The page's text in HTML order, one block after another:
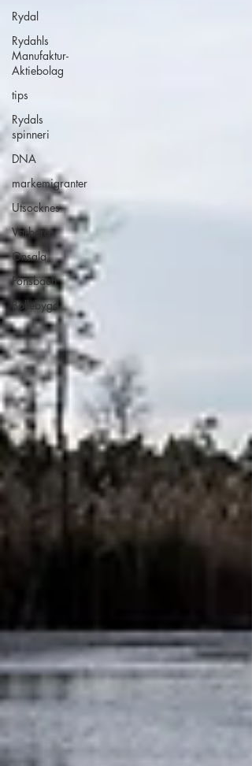
Rydal
Rydahls
Manufaktur-
Aktiebolag
tips
Rydals
spinneri
DNA
markemigranter
Utsocknes
Varberg
Onsala
Ponsbach
Bollebygd